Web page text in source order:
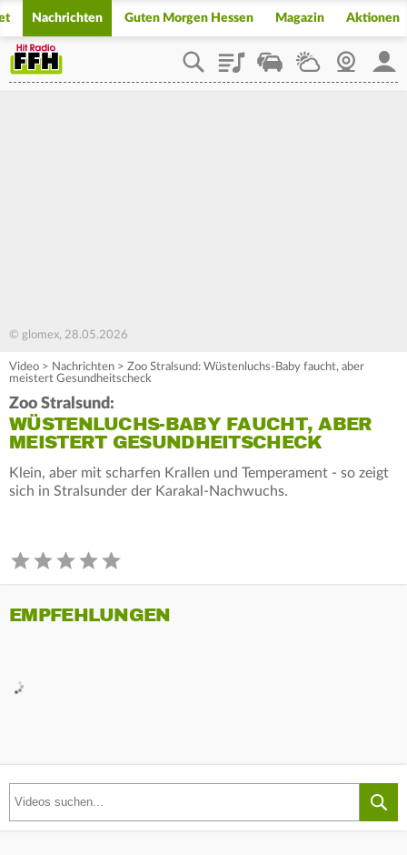
Nachrichten Guten Morgen Hessen Magazin Aktionen
PlaylistStaupilotWetterWebcam
© glomex, 28.05.2026
Video > Nachrichten > Zoo Stralsund: Wüstenluchs-Baby faucht, aber
meistert Gesundheitscheck
Zoo Stralsund:
WÜSTENLUCHS-BABY FAUCHT, ABER
MEISTERT GESUNDHEITSCHECK
Klein, aber mit scharfen Krallen und Temperament - so zeigt
sich in Stralsunder der Karakal-Nachwuchs.
EMPFEHLUNGEN